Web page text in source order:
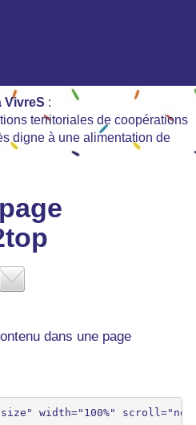
VivreS :
territoriales de coopérations
digne à une alimentation de
dans une page